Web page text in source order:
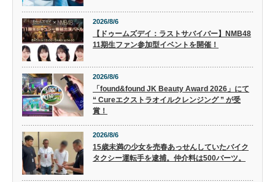
2026/8/6
【ドゥームズデイ：ラストサバイバー】NMB48
11期生ファン参加型イベントを開催！
2026/8/6
「found&found JK Beauty Award 2026」にて
“ Cureエクストラオイルクレンジング ” が受
賞！
2026/8/6
15歳未満の少女を売春あっせんしていたバイク
タクシー運転手を逮捕。仲介料は500バーツ。